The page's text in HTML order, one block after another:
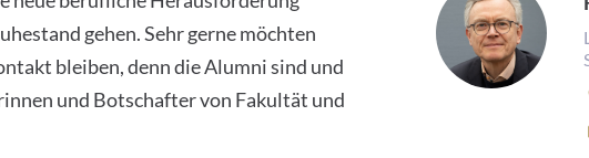
gehen. Sehr gerne möchten
bleiben, denn die Alumni sind und
und Botschafter von Fakultät und